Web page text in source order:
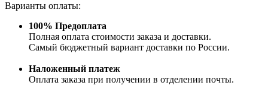
Варианты оплаты:
100% Предоплата
Полная оплата стоимости заказа и доставки.
Самый бюджетный вариант доставки по России.
Наложенный платеж
Оплата заказа при получении в отделении почты.